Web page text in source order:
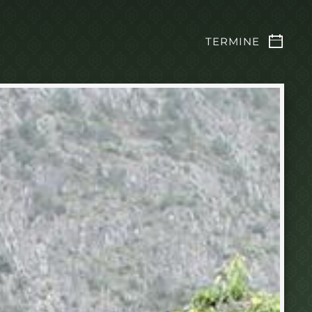
TERMINE